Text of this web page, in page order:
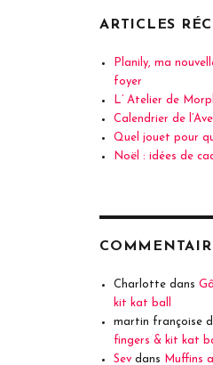
ARTICLES
Planily, ma
foyer
L’ Atelier de
Calendrier de
Quel jouet pour
Noël : idées de
Charlotte dans
kit kat ball
martin françoise
fingers & kit kat
Sev dans
Muffins